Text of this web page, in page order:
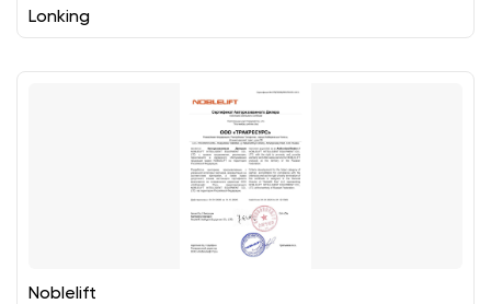
Lonking
Noblelift